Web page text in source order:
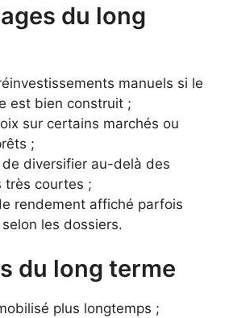
du long
manuels si le
est bien construit ;
sur certains marchés ou
;
diversifier au-delà des
très courtes ;
rendement affiché parfois
les dossiers.
du long terme
plus longtemps ;